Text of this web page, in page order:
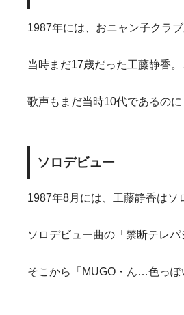
1987年には、おニャン子クラ
当時まだ17歳だった工藤静香
歌声もまだ当時10代であるの
ソロデビュー
1987年8月には、工藤静香はソ
ソロデビュー曲の「禁断テレ
そこから「MUGO・ん…色っぽ